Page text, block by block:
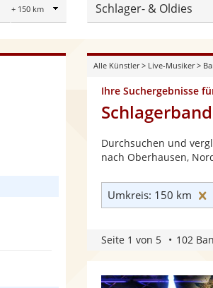
Ort
Events
festlegen
Schlager- & Oldies
Alle Künstler> Live-Musiker>
Ihre Suchergebnisse
Durchsuchen und
nach Oberhausen,
Umkreis: 150 km
Seite 1 von 5 102